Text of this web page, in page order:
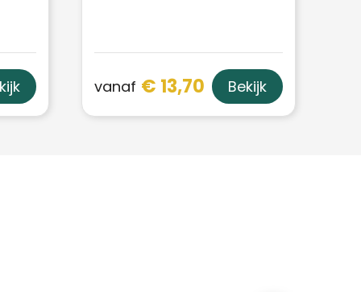
vanaf € 13,70 Bekijk